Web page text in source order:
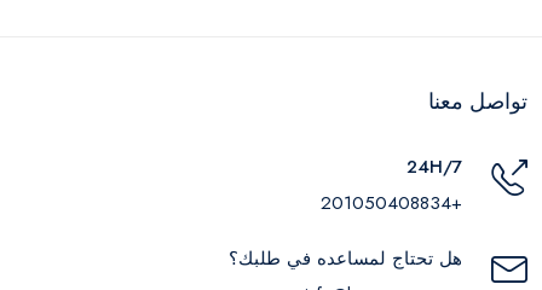
تواصل معنا
24H/7
+201050408834
هل تحتاج لمساعده في طلبك؟